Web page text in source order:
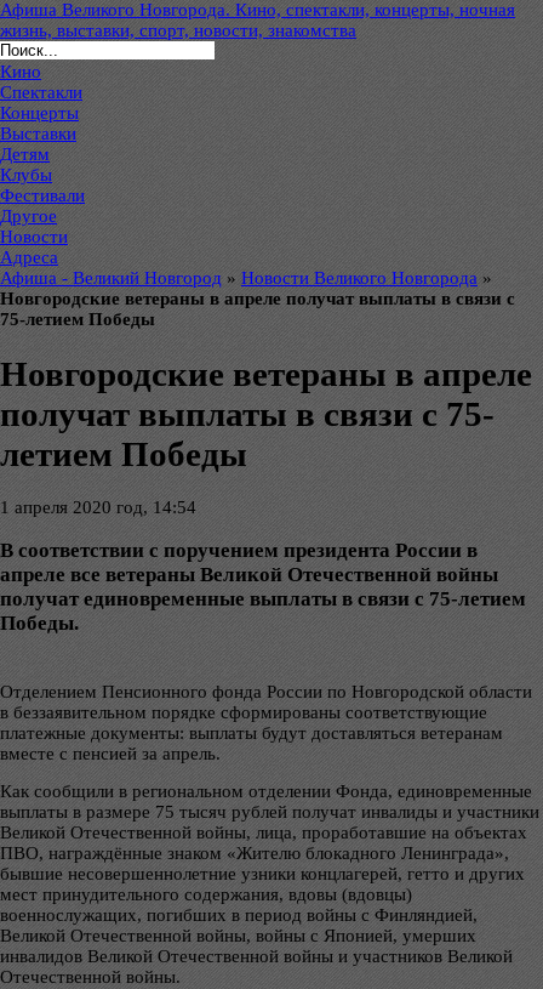
Афиша Великого Новгорода. Кино, спектакли, концерты, ночная
жизнь, выставки, спорт, новости, знакомства
Кино
Спектакли
Концерты
Выставки
Детям
Клубы
Фестивали
Другое
Новости
Адреса
Афиша - Великий Новгород » Новости Великого Новгорода »
Новгородские ветераны в апреле получат выплаты в связи с
75-летием Победы
Новгородские ветераны в апреле
получат выплаты в связи с 75-
летием Победы
1 апреля 2020 год, 14:54
В соответствии с поручением президента России в
апреле все ветераны Великой Отечественной войны
получат единовременные выплаты в связи с 75-летием
Победы.
Отделением Пенсионного фонда России по Новгородской области
в беззаявительном порядке сформированы соответствующие
платежные документы: выплаты будут доставляться ветеранам
вместе с пенсией за апрель.
Как сообщили в региональном отделении Фонда, единовременные
выплаты в размере 75 тысяч рублей получат инвалиды и участники
Великой Отечественной войны, лица, проработавшие на объектах
ПВО, награждённые знаком «Жителю блокадного Ленинграда»,
бывшие несовершеннолетние узники концлагерей, гетто и других
мест принудительного содержания, вдовы (вдовцы)
военнослужащих, погибших в период войны с Финляндией,
Великой Отечественной войны, войны с Японией, умерших
инвалидов Великой Отечественной войны и участников Великой
Отечественной войны.